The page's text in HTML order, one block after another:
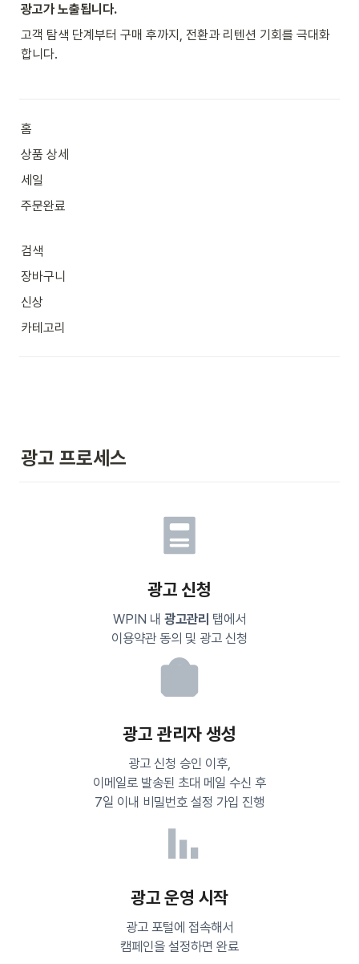
광고가 노출됩니다.
고객 탐색 단계부터 구매 후까지, 전환과 리텐션 기회를 극대화
합니다.
홈
상품 상세
세일
주문완료
검색
장바구니
신상
카테고리
광고 프로세스
광고 신청
WPIN 내 광고관리 탭에서
이용약관 동의 및 광고 신청
광고 관리자 생성
광고 신청 승인 이후,
이메일로 발송된 초대 메일 수신 후
7일 이내 비밀번호 설정 가입 진행
광고 운영 시작
광고 포털에 접속해서
캠페인을 설정하면 완료